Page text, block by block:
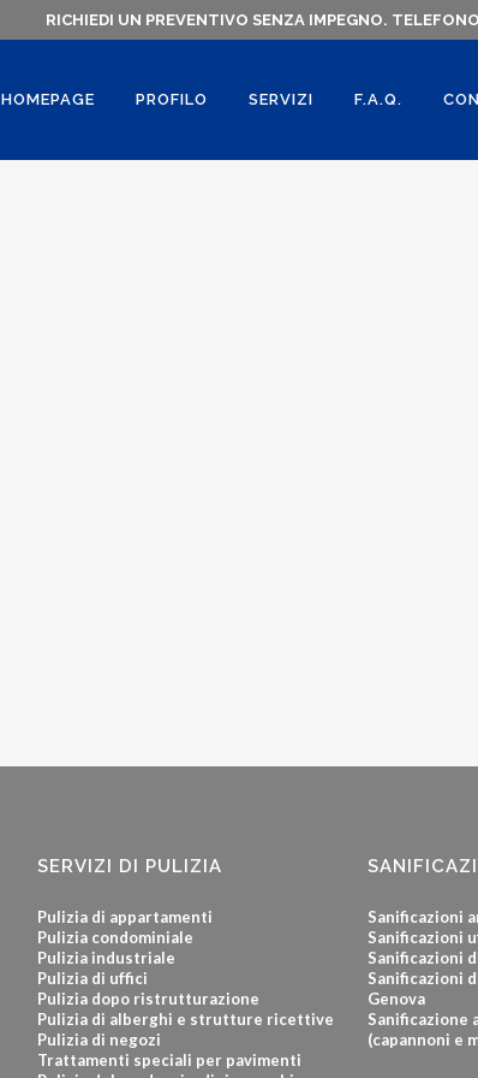
RICHIEDI UN PREVENTIVO SENZA IMPEGNO.
HOMEPAGE PROFILO SERVIZI F.A.Q.
SERVIZI DI PULIZIA
Pulizia di appartamenti
Pulizia condominiale
Pulizia industriale
Pulizia di uffici
Pulizia dopo ristrutturazione
Pulizia di alberghi e strutture ricettive
Pulizia di negozi
Trattamenti speciali per pavimenti
Sanificazioni
Sanificazioni
Sanificazioni
Sanificazioni
Genova
Sanificazione
(capannoni e